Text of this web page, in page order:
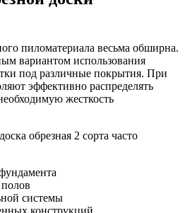
пиломатериала весьма обширна.
вариантом использования
под различные покрытия. При
эффективно распределять
жесткость
обрезная 2 сорта часто
системы